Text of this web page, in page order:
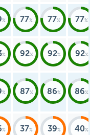
77 77 77
92 92 92
87 86 86
37 39 40